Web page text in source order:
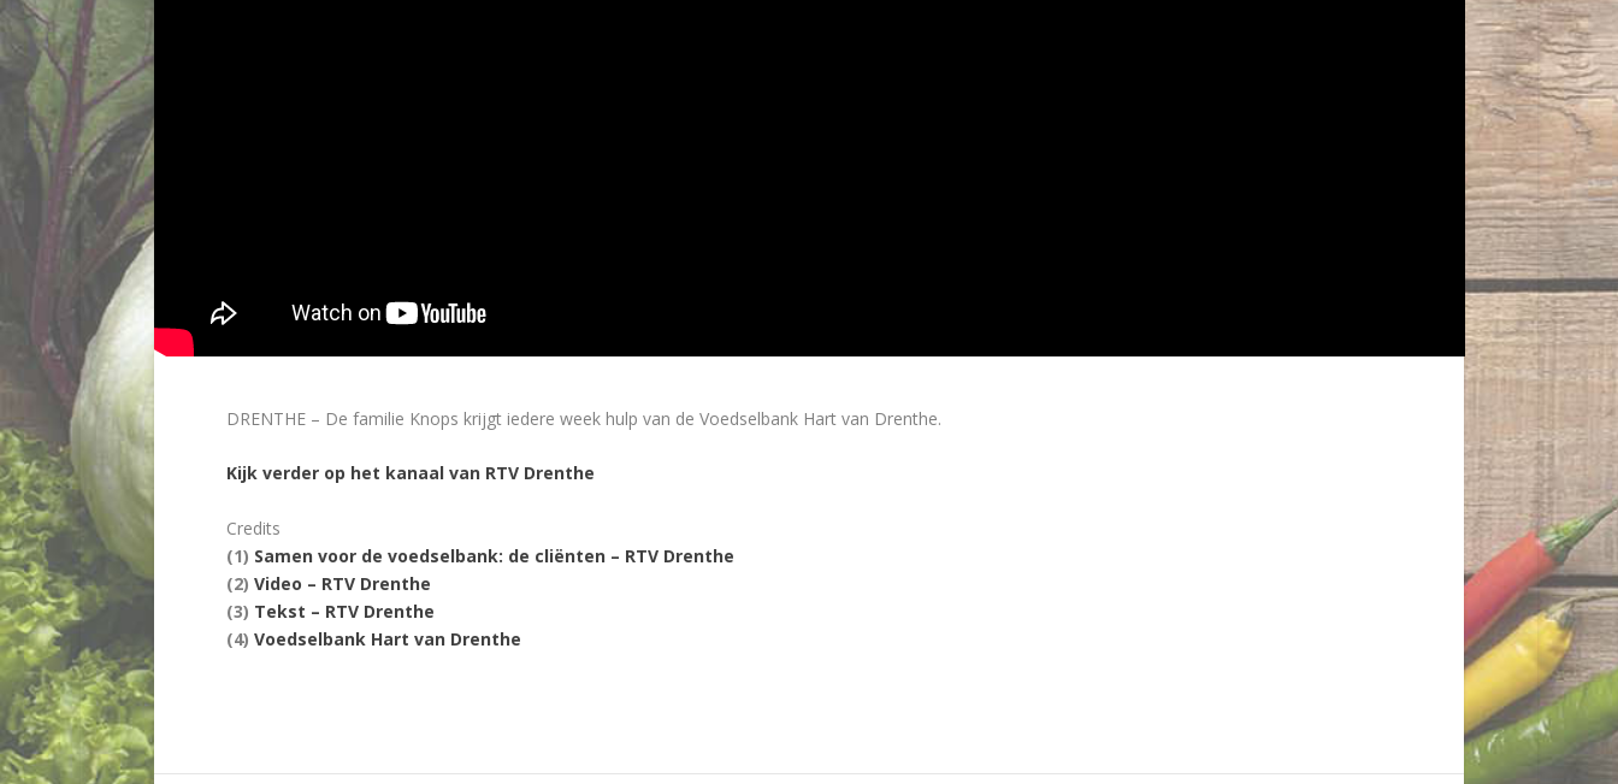
DRENTHE – De familie Knops krijgt iedere week hulp van de Voedselbank Hart van Drenthe.
Kijk verder op het kanaal van RTV Drenthe
Credits
(1) Samen voor de voedselbank: de cliënten – RTV Drenthe
(2) Video – RTV Drenthe
(3) Tekst – RTV Drenthe
(4) Voedselbank Hart van Drenthe